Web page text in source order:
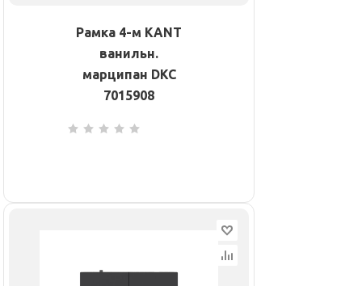
Рамка 4-м KANT
ванильн.
марципан DKC
7015908